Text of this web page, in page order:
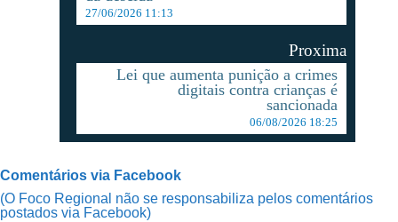
27/06/2026 11:13
Proxima
Lei que aumenta punição a crimes
digitais contra crianças é
sancionada
06/08/2026 18:25
Comentários via Facebook
(O Foco Regional não se responsabiliza pelos comentários
postados via Facebook)